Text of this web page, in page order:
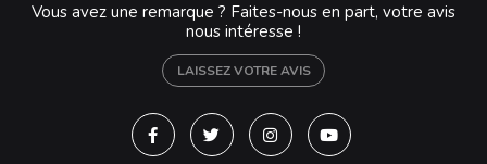
Vous avez une remarque ? Faites-nous en part, votre avis
nous intéresse !
LAISSEZ VOTRE AVIS
Lien vers le compte Facebook
Lien vers le compte Twitter
Lien vers le compte
Lien vers la chaîne